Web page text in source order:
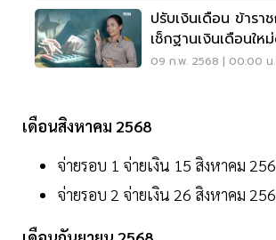
ปรับเงินเดือน ข้ารา
เช็กฐานเงินเดือนให
09 ก.พ. 2568 | 00:00 น.
เดือนสิงหาคม 2568
จ่ายรอบ 1 จ่ายเงิน 15 สิงหาคม
จ่ายรอบ 2 จ่ายเงิน 26 สิงหาคม